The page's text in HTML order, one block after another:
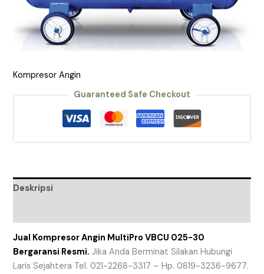
Kompresor Angin
Guaranteed Safe Checkout
Deskripsi
Jual Kompresor Angin MultiPro VBCU 025-30
Bergaransi Resmi. Jika Anda Berminat Silakan Hubungi
Laris Sejahtera Tel. 021-2268-3317 – Hp. 0819-3236-9677.